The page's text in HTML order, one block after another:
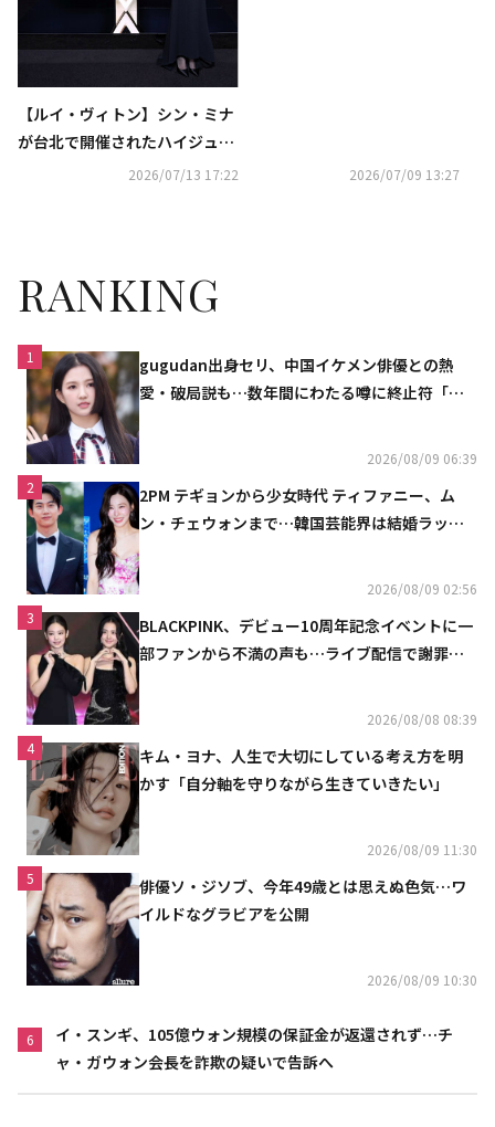
【ルイ・ヴィトン】シン・ミナ
が台北で開催されたハイジュエ
リーイベントに登場2026/07/13 17:22 2026/07/09 13:27
RANKING
1
gugudan出身セリ、中国イケメン俳優との熱
愛・破局説も…数年間にわたる噂に終止符「邪
2026/08/09 06:39
2
2PM テギョンから少女時代 ティファニー、ム
ン・チェウォンまで…韓国芸能界は結婚ラッシ
2026/08/09 02:56
3
BLACKPINK、デビュー10周年記念イベントに一
部ファンから不満の声も…ライブ配信で謝罪
2026/08/08 08:39
4
キム・ヨナ、人生で大切にしている考え方を明
かす「自分軸を守りながら生きていきたい」
2026/08/09 11:30
5
俳優ソ・ジソブ、今年49歳とは思えぬ色気…ワ
イルドなグラビアを公開
2026/08/09 10:30
6
イ・スンギ、105億ウォン規模の保証金が返還されず…チ
ャ・ガウォン会長を詐欺の疑いで告訴へ